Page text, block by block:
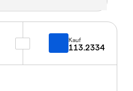
Kauf
113.2334